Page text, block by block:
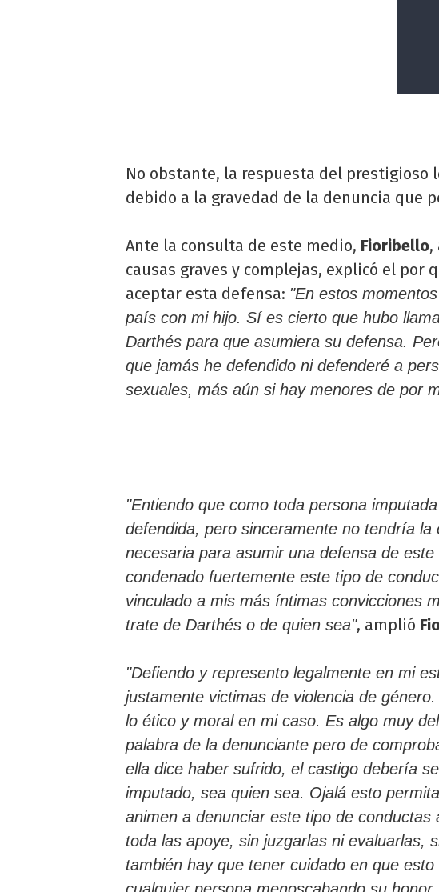
No obstante, la respuesta del prestigioso
debido a la gravedad de la denuncia que
Ante la consulta de este medio, Fioribello,
causas graves y complejas, explicó el por
aceptar esta defensa: "En estos
país con mi hijo. Sí es cierto que hubo
Darthés para que asumiera su defensa.
que jamás he defendido ni defenderé a
sexuales, más aún si hay menores de por
"Entiendo que como toda persona
defendida, pero sinceramente no tendría la
necesaria para asumir una defensa de
condenado fuertemente este tipo de
vinculado a mis más íntimas convicciones
trate de Darthés o de quien sea", amplió
"Defiendo y represento legalmente en mi
justamente victimas de violencia de
lo ético y moral en mi caso. Es algo muy
palabra de la denunciante pero de
ella dice haber sufrido, el castigo debería
imputado, sea quien sea. Ojalá esto
animen a denunciar este tipo de
toda las apoye, sin juzgarlas ni evaluarlas,
también hay que tener cuidado en que